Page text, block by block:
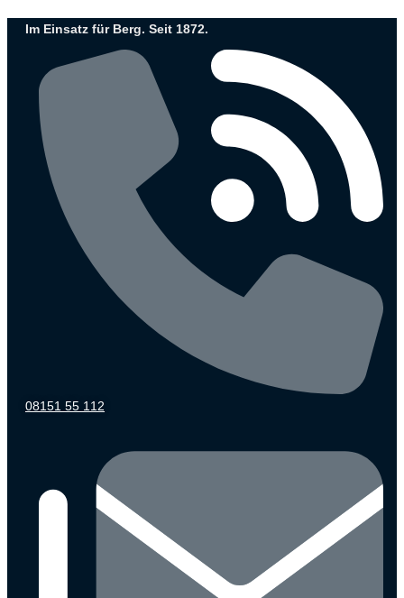
InhaltIm Einsatz für Berg. Seit 1872.
08151 55 112